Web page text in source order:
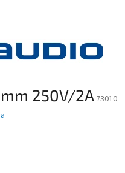
250V/2A 73010